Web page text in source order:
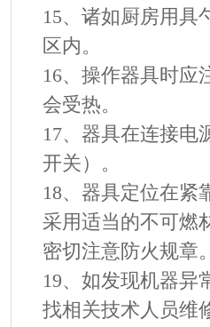
15、诸如厨房用具
区内。
16、操作器具时应
会受热。
17、器具在连接电
开关）。
18、器具定位在紧
采用适当的不可燃
密切注意防火规章
19、如发现机器异
找相关技术人员维